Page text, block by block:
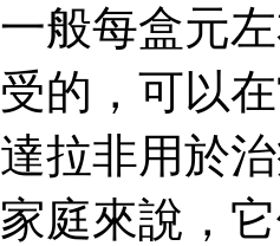
一般每盒元
受的，可以
達拉非用於
家庭來說，